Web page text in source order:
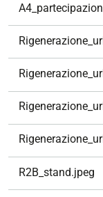
R2B_stand.jpeg